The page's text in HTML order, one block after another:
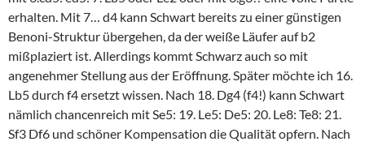
erhalten. Mit 7… d4 kann Schwart bereits zu einer günstigen
Benoni-Struktur übergehen, da der weiße Läufer auf b2
mißplaziert ist. Allerdings kommt Schwarz auch so mit
angenehmer Stellung aus der Eröffnung. Später möchte ich 16.
Lb5 durch f4 ersetzt wissen. Nach 18. Dg4 (f4!) kann Schwart
nämlich chancenreich mit Se5: 19. Le5: De5: 20. Le8: Te8: 21.
Sf3 Df6 und schöner Kompensation die Qualität opfern. Nach